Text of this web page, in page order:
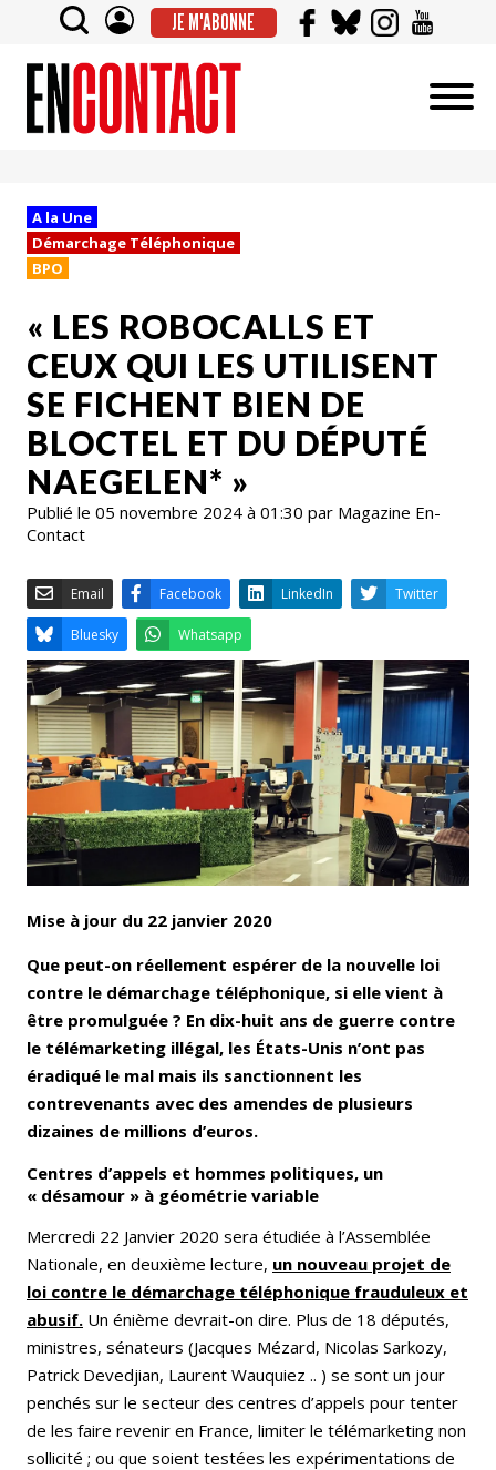
JE M'ABONNE
A la Une
Démarchage Téléphonique
BPO
« LES ROBOCALLS ET
CEUX QUI LES UTILISENT
SE FICHENT BIEN DE
BLOCTEL ET DU DÉPUTÉ
NAEGELEN* »
Publié le 05 novembre 2024 à 01:30 par Magazine En-
Contact
Email Facebook LinkedIn
Bluesky Whatsapp
Mise à jour du 22 janvier 2020
Que peut-on réellement espérer de la nouvelle loi
contre le démarchage téléphonique, si elle vient à
être promulguée ? En dix-huit ans de guerre contre
le télémarketing illégal, les États-Unis n’ont pas
éradiqué le mal mais ils sanctionnent les
contrevenants avec des amendes de plusieurs
dizaines de millions d’euros.
Centres d’appels et hommes politiques, un
« désamour » à géométrie variable
Mercredi 22 Janvier 2020 sera étudiée à l’Assemblée
Nationale, en deuxième lecture, un nouveau projet de
loi contre le démarchage téléphonique frauduleux et
abusif. Un énième devrait-on dire. Plus de 18 députés,
ministres, sénateurs (Jacques Mézard, Nicolas Sarkozy,
Patrick Devedjian, Laurent Wauquiez .. ) se sont un jour
penchés sur le secteur des centres d’appels pour tenter
de les faire revenir en France, limiter le télémarketing non
sollicité ; ou que soient testées les expérimentations de